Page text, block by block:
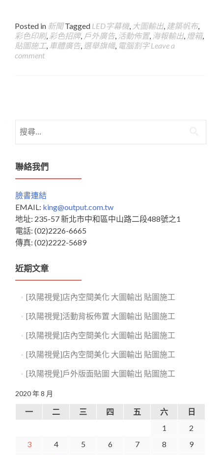
Posted in 新聞 Tagged LED字幕機, 大圖輸出, 建築帆布,
彩色印刷, 彩色招牌, 戶外廣告, 活動佈置, 海報輸出, 燈箱,
貼圖施工, 車體廣告, 選舉旗幟, 電腦割字 Leave a
comment
navigation
尋
鍵
字:
聯絡我們
臉書連結
EMAIL: king@output.com.tw
地址: 235-57 新北市中和區中山路二段488號之1
電話: (02)2226-6665
傳真: (02)2222-5689
近期文章
[玖陽視覺]店內空間美化 大圖輸出 貼圖施工
[玖陽視覺]活動背板佈置 大圖輸出 貼圖施工
[玖陽視覺]店內空間美化 大圖輸出 貼圖施工
[玖陽視覺]店內空間美化 大圖輸出 貼圖施工
[玖陽視覺]戶外版面貼圖 大圖輸出 貼圖施工
2020 年 8 月
一 二 三 四 五 六
日
1
2
3
4 5 6 7 8
9